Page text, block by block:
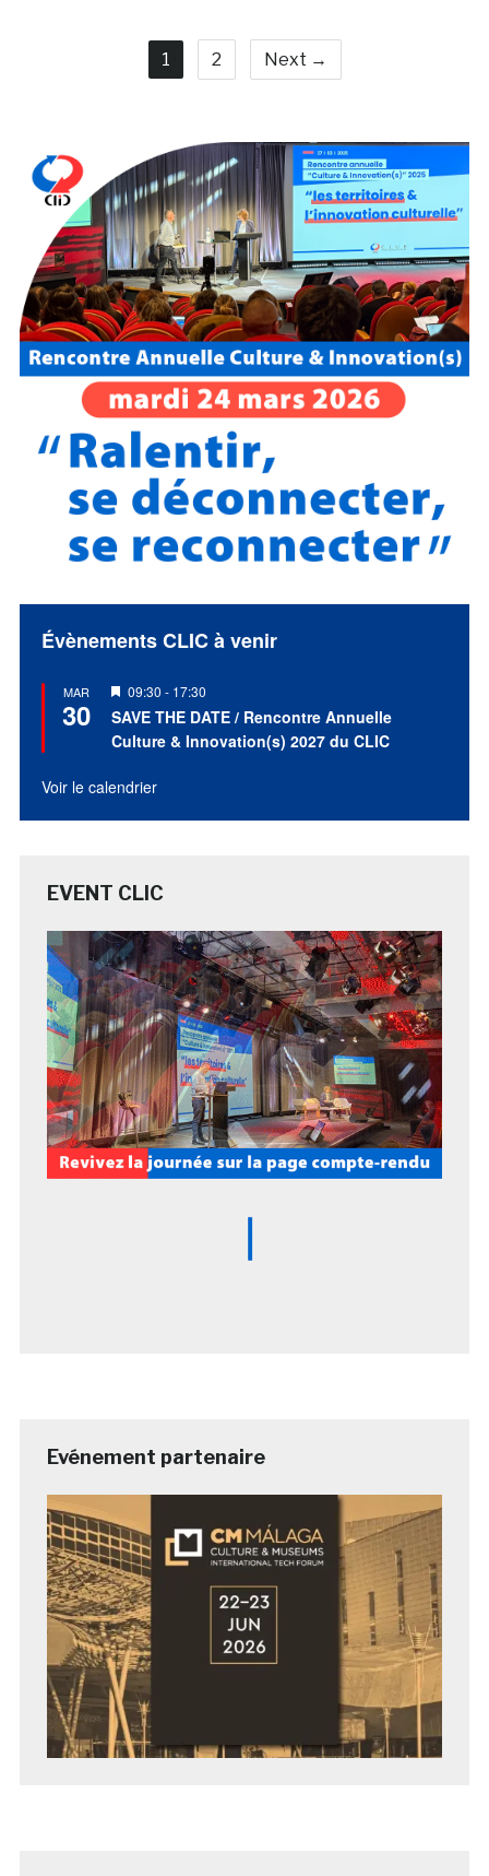
1 2 Next →
Évènements CLIC à venir
MAR
30
Mis
en
avant
09:30 - 17:30
SAVE THE DATE / Rencontre Annuelle
Culture & Innovation(s) 2027 du CLIC
Voir le calendrier
EVENT CLIC
Evénement partenaire